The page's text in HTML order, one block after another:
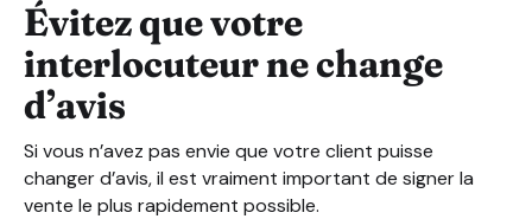
Évitez que votre
interlocuteur ne change
d’avis
Si vous n’avez pas envie que votre client puisse
changer d’avis, il est vraiment important de signer la
vente le plus rapidement possible.